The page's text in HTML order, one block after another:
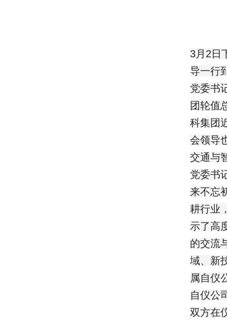
3月2日
导一行
党委书
团轮值
科集团
会领导
交通与
党委书
来不忘
耕行业
示了高
的交流
域、新
属自仪
自仪公
双方在